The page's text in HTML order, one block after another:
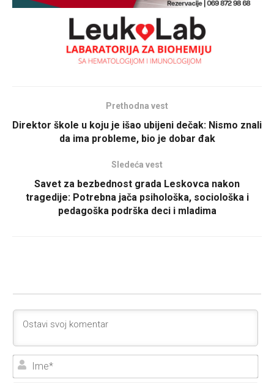
Prethodna vest
Direktor škole u koju je išao ubijeni dečak: Nismo znali
da ima probleme, bio je dobar đak
Sledeća vest
Savet za bezbednost grada Leskovca nakon
tragedije: Potrebna jača psihološka, sociološka i
pedagoška podrška deci i mladima